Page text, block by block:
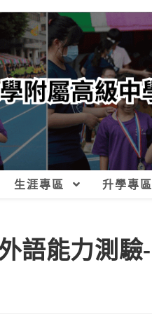
生涯專區 升學專區
語能力測驗-